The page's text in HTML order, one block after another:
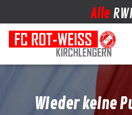
Alle
Wieder keine